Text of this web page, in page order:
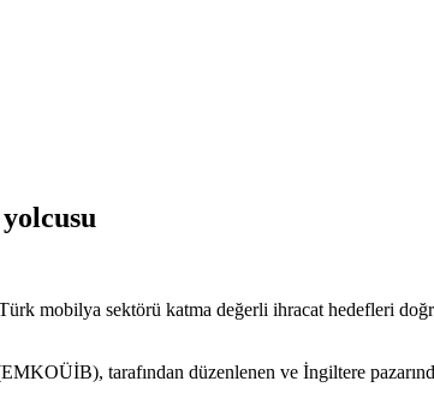
mobilya sektörü katma değerli ihracat hedefleri
tarafından düzenlenen ve İngiltere